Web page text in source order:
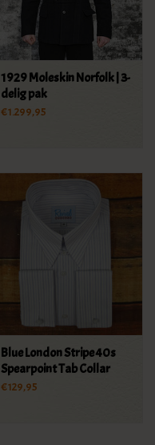
1929 Moleskin Norfolk | 3-
delig pak
€1.299,95
Blue London Stripe 40s
Spearpoint Tab Collar
Shirt
€129,95